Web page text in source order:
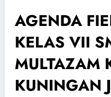
AGENDA
KELAS VII
MULTAZAM
KUNINGAN